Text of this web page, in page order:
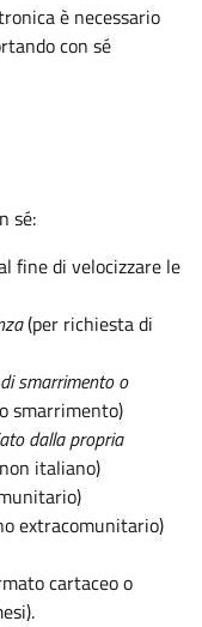
è necessario
con sé
sé:
fine di velocizzare le
(per richiesta di
smarrimento o
smarrimento)
dalla propria
italiano)
extracomunitario)
cartaceo o